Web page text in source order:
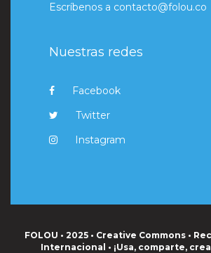
Escríbenos a contacto@folou.co
Nuestras redes
Facebook
Twitter
Instagram
FOLOU • 2025 • Creative Commons •
Internacional • ¡Usa, comparte,